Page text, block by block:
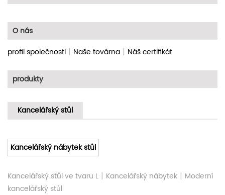
O nás
profil společnosti | Naše továrna | Náš certifikát
produkty
Kancelářský stůl
Kancelářský nábytek stůl
Kancelářský stůl ve tvaru L | Kancelářský nábytek | Moderní
kancelářský stůl